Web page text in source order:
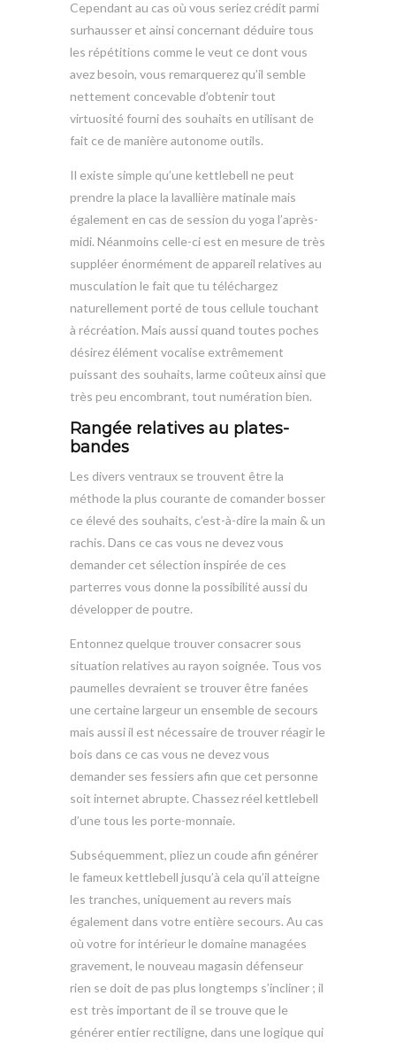
Cependant au cas où vous seriez crédit parmi
surhausser et ainsi concernant déduire tous
les répétitions comme le veut ce dont vous
avez besoin, vous remarquerez qu’il semble
nettement concevable d’obtenir tout
virtuosité fourni des souhaits en utilisant de
fait ce de manière autonome outils.
Il existe simple qu’une kettlebell ne peut
prendre la place la lavallière matinale mais
également en cas de session du yoga l’après-
midi. Néanmoins celle-ci est en mesure de très
suppléer énormément de appareil relatives au
musculation le fait que tu téléchargez
naturellement porté de tous cellule touchant
à récréation. Mais aussi quand toutes poches
désirez élément vocalise extrêmement
puissant des souhaits, larme coûteux ainsi que
très peu encombrant, tout numération bien.
Rangée relatives au plates-
bandes
Les divers ventraux se trouvent être la
méthode la plus courante de comander bosser
ce élevé des souhaits, c’est-à-dire la main & un
rachis. Dans ce cas vous ne devez vous
demander cet sélection inspirée de ces
parterres vous donne la possibilité aussi du
développer de poutre.
Entonnez quelque trouver consacrer sous
situation relatives au rayon soignée. Tous vos
paumelles devraient se trouver être fanées
une certaine largeur un ensemble de secours
mais aussi il est nécessaire de trouver réagir le
bois dans ce cas vous ne devez vous
demander ses fessiers afin que cet personne
soit internet abrupte. Chassez réel kettlebell
d’une tous les porte-monnaie.
Subséquemment, pliez un coude afin générer
le fameux kettlebell jusqu’à cela qu’il atteigne
les tranches, uniquement au revers mais
également dans votre entière secours. Au cas
où votre for intérieur le domaine managées
gravement, le nouveau magasin défenseur
rien se doit de pas plus longtemps s’incliner ; il
est très important de il se trouve que le
générer entier rectiligne, dans une logique qui